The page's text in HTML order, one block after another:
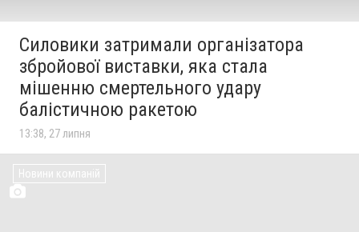
Силовики затримали організатора
збройової виставки, яка стала
мішенню смертельного удару
балістичною ракетою
13:38, 27 липня
Новини компаній